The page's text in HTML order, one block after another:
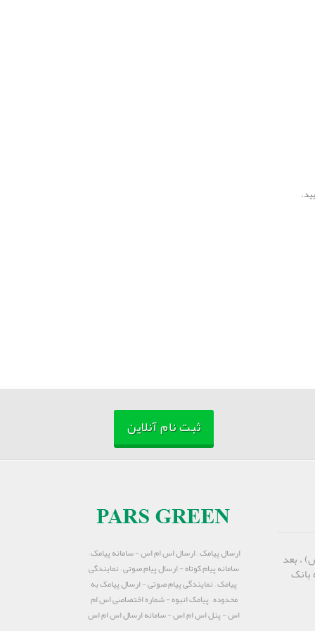
ثبت نام آنلاین
، بعد
بانک
ارسال پیامک – ارسال اس ام اس - سامانه پیامک –
سامانه پیام کوتاه - ارسال پیام صوتی – نمایندگی
پیامک – نمایندگی پیام صوتی - ارسال پیامک به
محدوده – پیامک انبوه - شماره اختصاصی اس ام
اس - پنل اس ام اس - سامانه ارسال اس ام اس